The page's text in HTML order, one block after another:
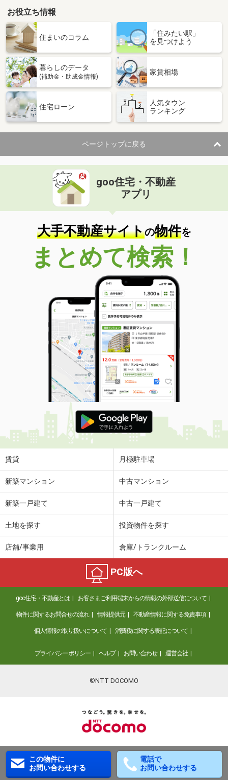
お役立ち情報
住まいのコラム
「住みたい駅」
を見つけよう
暮らしのデータ
(補助金・助成金情報)
家賃相場
住宅ローン
人気タウン
ランキング
ページトップに戻る
goo住宅・不動産
アプリ
大手不動産サイトの物件を
まとめて検索！
賃貸 月極駐車場
新築マンション 中古マンション
新築一戸建て 中古一戸建て
土地を探す 投資物件を探す
店舗/事業用 倉庫/トランクルーム
PC版へ
goo住宅・不動産とは お客さまご利用端末からの情報の外部送信について
物件に関するお問合せの流れ 情報提供元 不動産情報に関する免責事項
個人情報の取り扱いについて 消費税に関する表記について
プライバシーポリシー ヘルプ お問い合わせ 運営会社
©NTT DOCOMO
この物件に
お問い合わせする
電話で
お問い合わせする